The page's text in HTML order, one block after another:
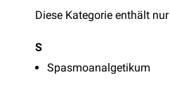
Diese Kategorie enthält
S
Spasmoanalgetikum